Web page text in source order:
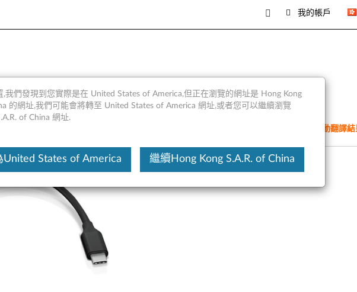
我的帳戶
器 - 概述和維修零件
這份文件為翻譯程式自動翻譯
,我們發現到您實際是在 United States of America,但正在瀏覽的網址是 Hong Kong
的網址,我們可能會將轉至 United States of America 網址,或者您可以繼續瀏覽
of China 網址.
United States of America 繼續Hong Kong S.A.R. of China